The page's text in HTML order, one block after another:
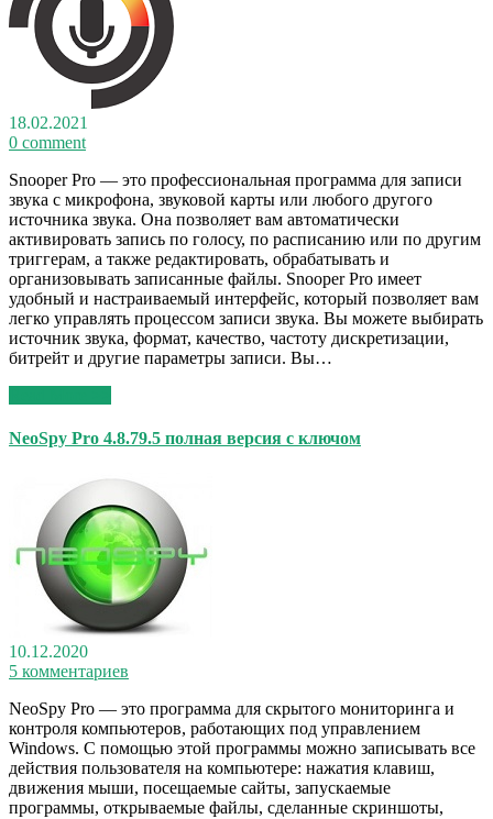
18.02.2021
0 comment
Snooper Pro — это профессиональная программа для записи
звука с микрофона, звуковой карты или любого другого
источника звука. Она позволяет вам автоматически
активировать запись по голосу, по расписанию или по другим
триггерам, а также редактировать, обрабатывать и
организовывать записанные файлы. Snooper Pro имеет
удобный и настраиваемый интерфейс, который позволяет вам
легко управлять процессом записи звука. Вы можете выбирать
источник звука, формат, качество, частоту дискретизации,
битрейт и другие параметры записи. Вы…
NeoSpy Pro 4.8.79.5 полная версия с ключом
10.12.2020
5 комментариев
NeoSpy Pro — это программа для скрытого мониторинга и
контроля компьютеров, работающих под управлением
Windows. С помощью этой программы можно записывать все
действия пользователя на компьютере: нажатия клавиш,
движения мыши, посещаемые сайты, запускаемые
программы, открываемые файлы, сделанные скриншоты,